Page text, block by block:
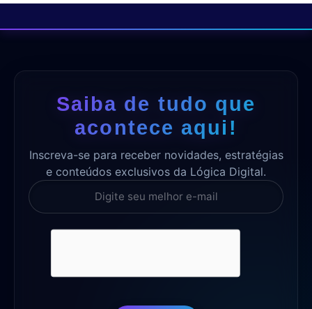
Saiba de tudo que
acontece aqui!
Inscreva-se para receber novidades, estratégias
e conteúdos exclusivos da Lógica Digital.